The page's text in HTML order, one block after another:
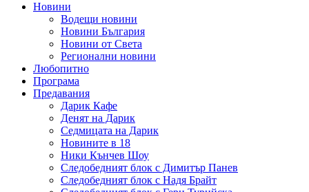
Новини
Водещи новини
Новини България
Новини от Света
Регионални новини
Любопитно
Програма
Предавания
Дарик Кафе
Денят на Дарик
Седмицата на Дарик
Новините в 18
Ники Кънчев Шоу
Следобедният блок с Димитър Панев
Следобедният блок с Надя Брайт